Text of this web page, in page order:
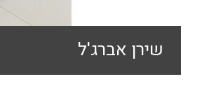
שירן אברג'ל